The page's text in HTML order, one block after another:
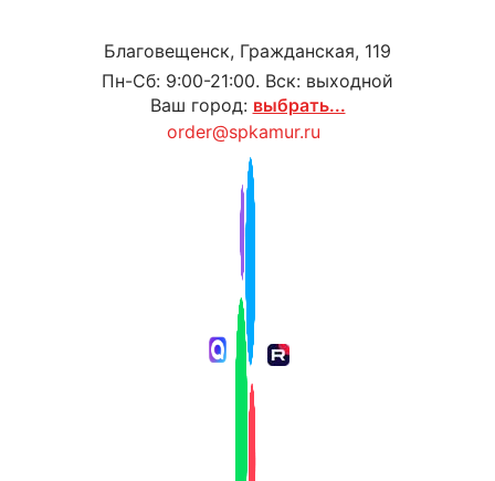
Благовещенск, Гражданская, 119
Пн-Сб: 9:00-21:00. Вск: выходной
Ваш город: выбрать...
order@spkamur.ru